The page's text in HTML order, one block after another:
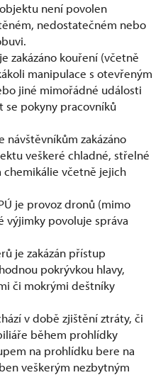
není povolen
nedostatečném nebo
zakázáno kouření (včetně
manipulace s otevřeným
jiné mimořádné události
se pokyny pracovníků
zakázáno
veškeré chladné, střelné
chemikálie včetně jejich
je provoz dronů (mimo
výjimky povoluje správa
je zakázán přístup
pokrývkou hlavy,
či mokrými deštníky
v době zjištění ztráty, či
během prohlídky
na prohlídku bere na
veškerým nezbytným